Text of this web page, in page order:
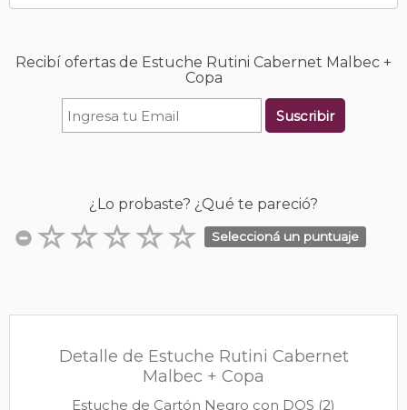
Recibí ofertas de Estuche Rutini Cabernet Malbec +
Copa
Suscribir
¿Lo probaste? ¿Qué te pareció?
Seleccioná un puntuaje
Detalle de Estuche Rutini Cabernet
Malbec + Copa
Estuche de Cartón Negro con DOS (2)